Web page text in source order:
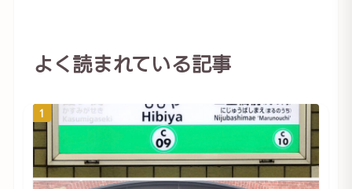
よく読まれている記事
1